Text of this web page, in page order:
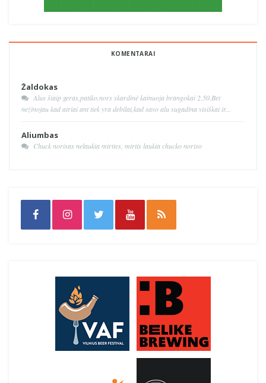
KOMENTARAI
Žaldokas
Alus šiaip geras,patiko,nors skardinė kainuoja brangokai 2.50.Bet
nežinojau kad airiai ant tiek yra debilai,kad savo alu sugadina visiškai ir...
Aliumbas
Chuck norisas nelaukia mirties, mirtis laukia chucko noriso